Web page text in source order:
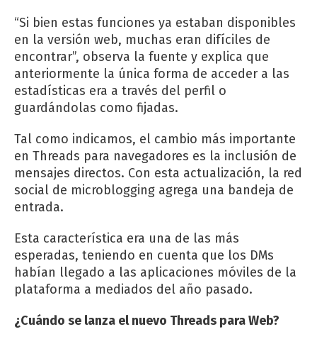
“Si bien estas funciones ya estaban disponibles
en la versión web, muchas eran difíciles de
encontrar”, observa la fuente y explica que
anteriormente la única forma de acceder a las
estadísticas era a través del perfil o
guardándolas como fijadas.
Tal como indicamos, el cambio más importante
en Threads para navegadores es la inclusión de
mensajes directos. Con esta actualización, la red
social de microblogging agrega una bandeja de
entrada.
Esta característica era una de las más
esperadas, teniendo en cuenta que los DMs
habían llegado a las aplicaciones móviles de la
plataforma a mediados del año pasado.
¿Cuándo se lanza el nuevo Threads para Web?